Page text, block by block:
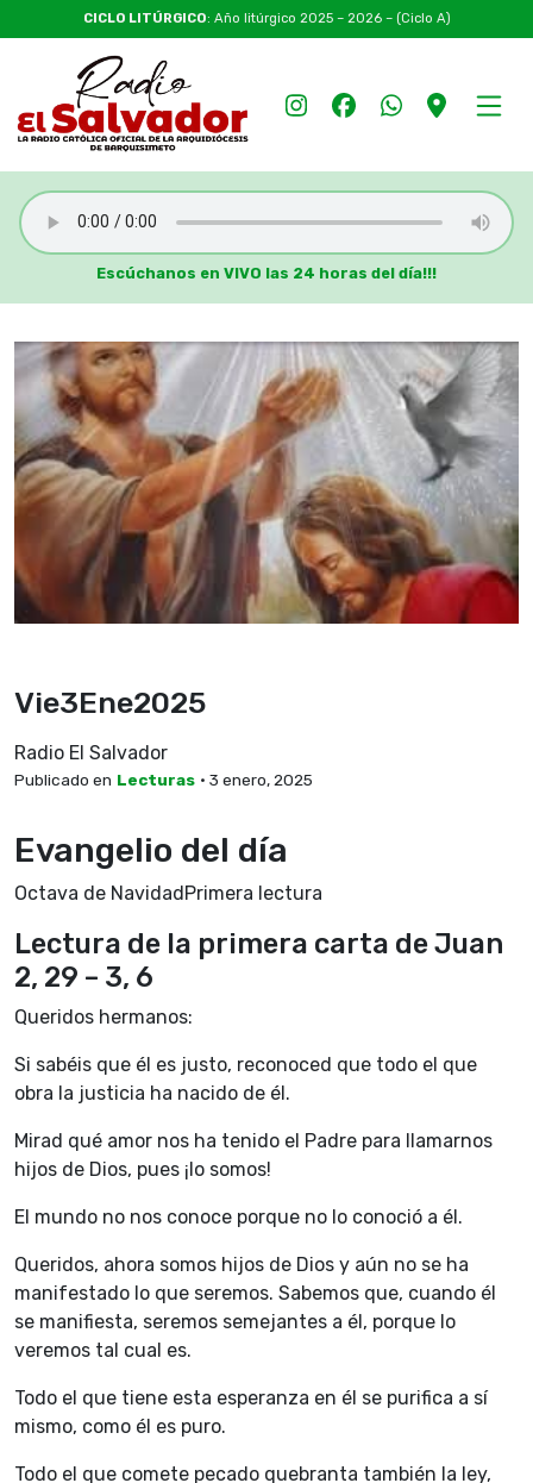
CICLO LITÚRGICO: Año litúrgico 2025 – 2026 – (Ciclo A)
Escúchanos en VIVO las 24 horas del día!!!
Vie3Ene2025
Radio El Salvador
Publicado en Lecturas • 3 enero, 2025
Evangelio del día
Octava de NavidadPrimera lectura
Lectura de la primera carta de Juan
2, 29 – 3, 6
Queridos hermanos:
Si sabéis que él es justo, reconoced que todo el que
obra la justicia ha nacido de él.
Mirad qué amor nos ha tenido el Padre para llamarnos
hijos de Dios, pues ¡lo somos!
El mundo no nos conoce porque no lo conoció a él.
Queridos, ahora somos hijos de Dios y aún no se ha
manifestado lo que seremos. Sabemos que, cuando él
se manifiesta, seremos semejantes a él, porque lo
veremos tal cual es.
Todo el que tiene esta esperanza en él se purifica a sí
mismo, como él es puro.
Todo el que comete pecado quebranta también la ley,